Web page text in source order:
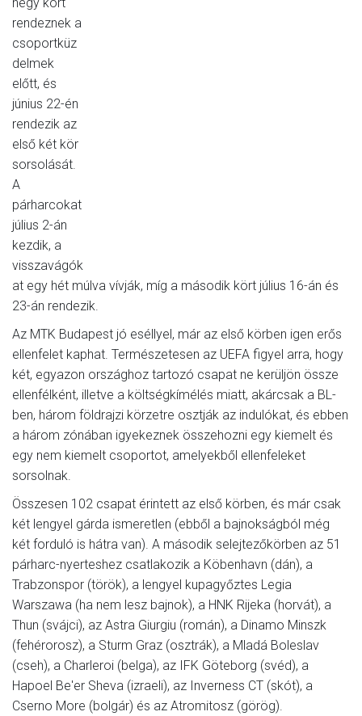
négy kört
rendeznek a
csoportküz
delmek
előtt, és
június 22-én
rendezik az
első két kör
sorsolását.
A
párharcokat
július 2-án
kezdik, a
visszavágók
at egy hét múlva vívják, míg a második kört július 16-án és
23-án rendezik.
Az MTK Budapest jó eséllyel, már az első körben igen erős
ellenfelet kaphat. Természetesen az UEFA figyel arra, hogy
két, egyazon országhoz tartozó csapat ne kerüljön össze
ellenfélként, illetve a költségkímélés miatt, akárcsak a BL-
ben, három földrajzi körzetre osztják az indulókat, és ebben
a három zónában igyekeznek összehozni egy kiemelt és
egy nem kiemelt csoportot, amelyekből ellenfeleket
sorsolnak.
Összesen 102 csapat érintett az első körben, és már csak
két lengyel gárda ismeretlen (ebből a bajnokságból még
két forduló is hátra van). A második selejtezőkörben az 51
párharc-nyerteshez csatlakozik a Köbenhavn (dán), a
Trabzonspor (török), a lengyel kupagyőztes Legia
Warszawa (ha nem lesz bajnok), a HNK Rijeka (horvát), a
Thun (svájci), az Astra Giurgiu (román), a Dinamo Minszk
(fehérorosz), a Sturm Graz (osztrák), a Mladá Boleslav
(cseh), a Charleroi (belga), az IFK Göteborg (svéd), a
Hapoel Be'er Sheva (izraeli), az Inverness CT (skót), a
Cserno More (bolgár) és az Atromitosz (görög).